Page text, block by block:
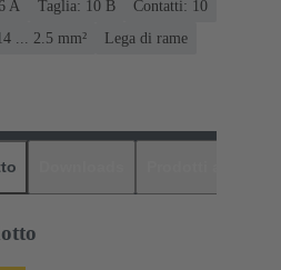
A
Taglia: 10 B
Contatti: 10
... 2.5 mm²
Lega di rame